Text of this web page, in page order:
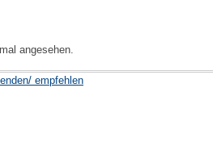
angesehen.
empfehlen